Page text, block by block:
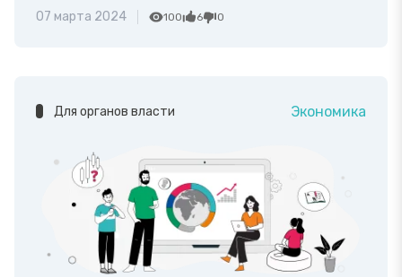
07 марта 2024 100 6 0
Для органов власти Экономика